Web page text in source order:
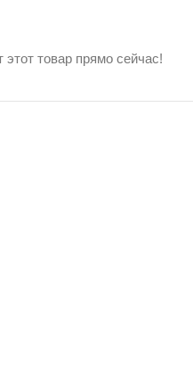
этот товар прямо сейчас!